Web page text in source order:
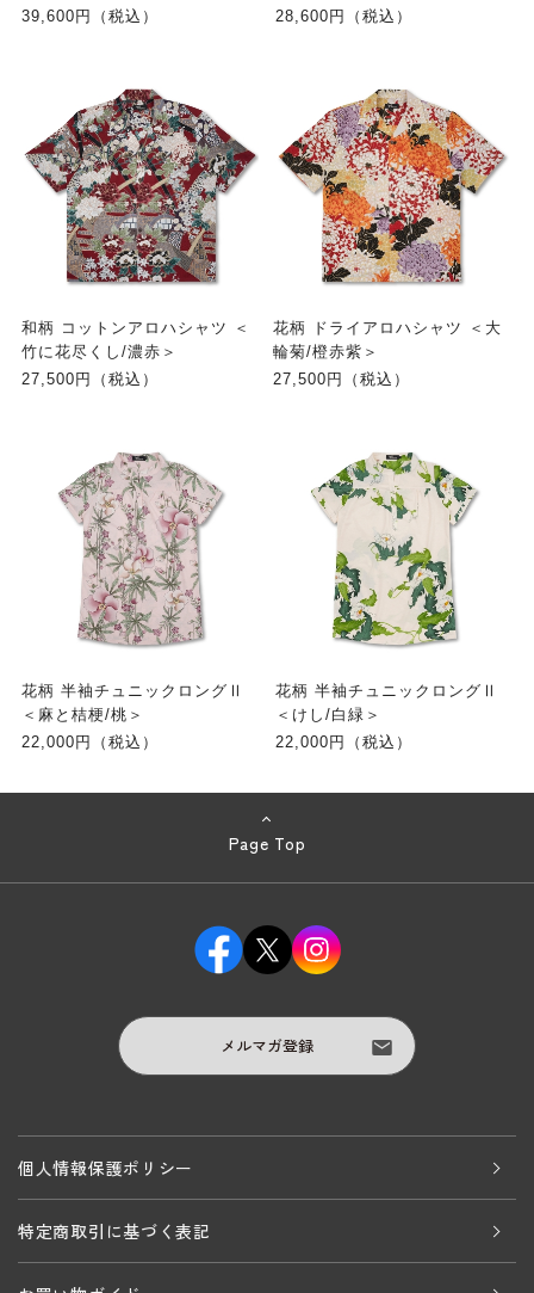
39,600円（税込）
28,600円（税込）
和柄 コットンアロハシャツ ＜
竹に花尽くし/濃赤＞
27,500円（税込）
花柄 ドライアロハシャツ ＜大
輪菊/橙赤紫＞
27,500円（税込）
花柄 半袖チュニックロングⅡ
＜麻と桔梗/桃＞
22,000円（税込）
花柄 半袖チュニックロングⅡ
＜けし/白緑＞
22,000円（税込）
Page Top
メルマガ登録
個人情報保護ポリシー
特定商取引に基づく表記